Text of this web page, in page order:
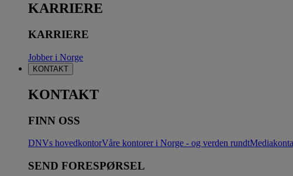
KARRIERE
KARRIERE
Jobber i Norge
KONTAKT
KONTAKT
FINN OSS
DNVs hovedkontorVåre kontorer i Norge - og verden rundt
SEND FORESPØRSEL